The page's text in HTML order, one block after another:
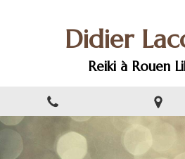
Didier
Reiki à Rouen